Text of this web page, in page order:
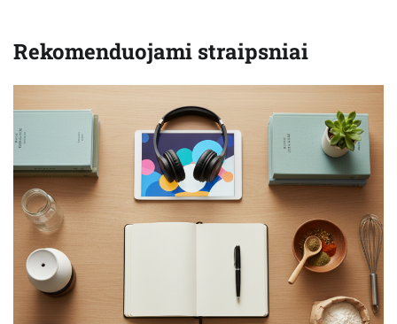
Rekomenduojami straipsniai